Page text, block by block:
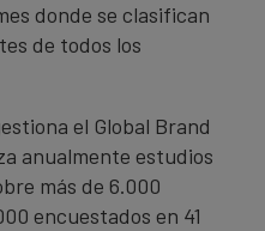
donde se clasifican
de todos los
el Global Brand
anualmente estudios
más de 6.000
encuestados en 41